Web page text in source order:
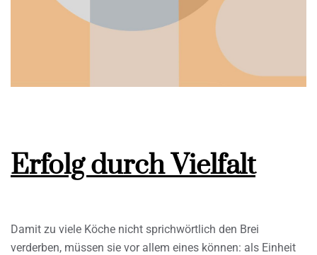
Erfolg durch Vielfalt
Damit zu viele Köche nicht sprichwörtlich den Brei
verderben, müssen sie vor allem eines können: als Einheit